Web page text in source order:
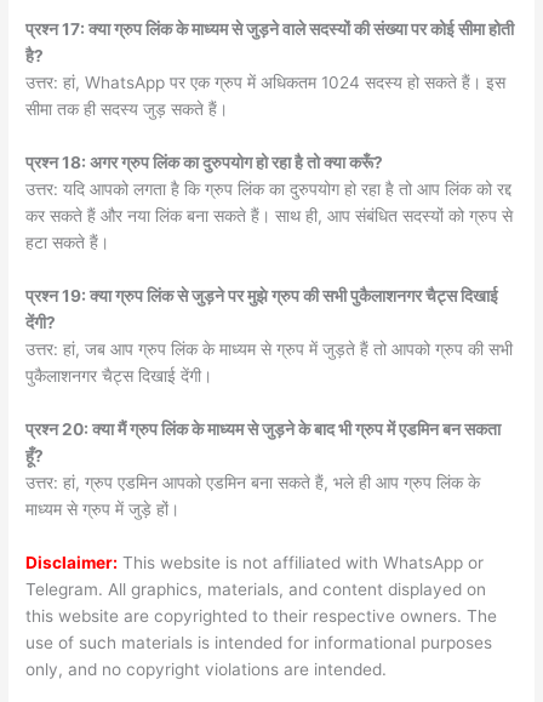
प्रश्न 17: क्या ग्रुप लिंक के माध्यम से जुड़ने वाले सदस्यों की संख्या पर कोई सीमा होती
है?
उत्तर: हां, WhatsApp पर एक ग्रुप में अधिकतम 1024 सदस्य हो सकते हैं। इस
सीमा तक ही सदस्य जुड़ सकते हैं।
प्रश्न 18: अगर ग्रुप लिंक का दुरुपयोग हो रहा है तो क्या करूँ?
उत्तर: यदि आपको लगता है कि ग्रुप लिंक का दुरुपयोग हो रहा है तो आप लिंक को रद्द
कर सकते हैं और नया लिंक बना सकते हैं। साथ ही, आप संबंधित सदस्यों को ग्रुप से
हटा सकते हैं।
प्रश्न 19: क्या ग्रुप लिंक से जुड़ने पर मुझे ग्रुप की सभी पुकैलाशनगर चैट्स दिखाई
देंगी?
उत्तर: हां, जब आप ग्रुप लिंक के माध्यम से ग्रुप में जुड़ते हैं तो आपको ग्रुप की सभी
पुकैलाशनगर चैट्स दिखाई देंगी।
प्रश्न 20: क्या मैं ग्रुप लिंक के माध्यम से जुड़ने के बाद भी ग्रुप में एडमिन बन सकता
हूँ?
उत्तर: हां, ग्रुप एडमिन आपको एडमिन बना सकते हैं, भले ही आप ग्रुप लिंक के
माध्यम से ग्रुप में जुड़े हों।
Disclaimer: This website is not affiliated with WhatsApp or
Telegram. All graphics, materials, and content displayed on
this website are copyrighted to their respective owners. The
use of such materials is intended for informational purposes
only, and no copyright violations are intended.